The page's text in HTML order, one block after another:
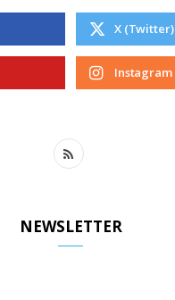
X (Twitter)
Instagram
R
NEWSLETTER